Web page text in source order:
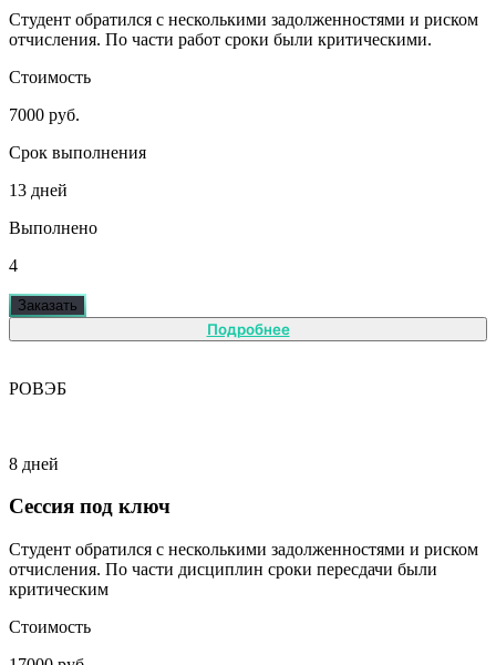
Студент обратился с несколькими задолженностями и риском
отчисления. По части работ сроки были критическими.
Стоимость
7000 руб.
Срок выполнения
13 дней
Выполнено
4
Заказать
Подробнее
РОВЭБ
8 дней
Сессия под ключ
Студент обратился с несколькими задолженностями и риском
отчисления. По части дисциплин сроки пересдачи были
критическим
Стоимость